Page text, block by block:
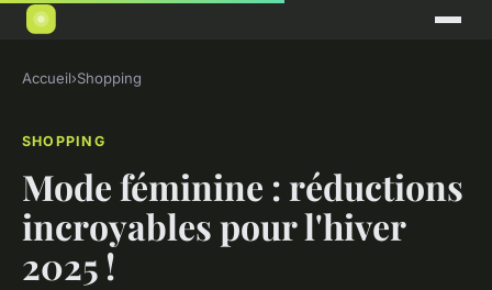
Accueil›Shopping
SHOPPING
Mode féminine : réductions
incroyables pour l'hiver
2025 !